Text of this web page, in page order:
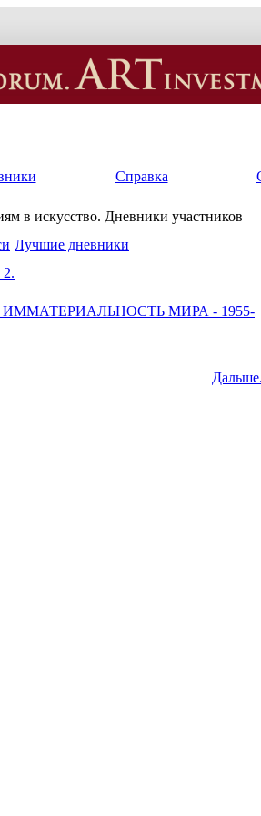
Справка
в искусство. Дневники участников
Лучшие дневники
2.
МИРА - 1955-